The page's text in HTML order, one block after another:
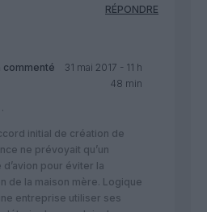
RÉPONDRE
commenté
31 mai 2017 - 11 h
48 min
initial de création de
ne prévoyait qu’un
pour éviter la
de la maison mère. Logique
entreprise utiliser ses